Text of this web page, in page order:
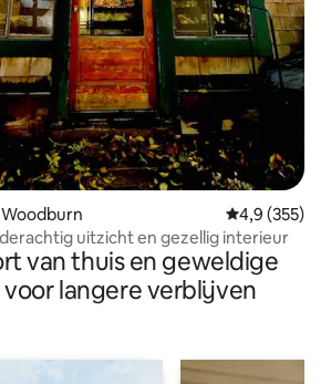
Gemiddelde
4,9 (355)
uitzicht en gezellig interieur
van thuis en geweldige
langere verblijven